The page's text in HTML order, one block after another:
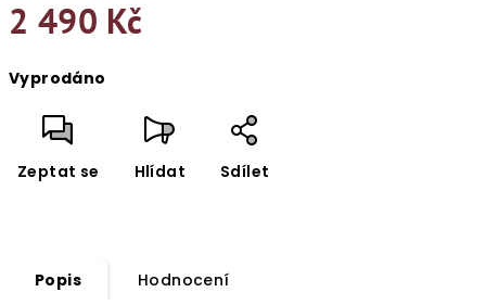
2 490 Kč
cena:
Vyprodáno
Zeptat se Hlídat Sdílet
Popis Hodnocení